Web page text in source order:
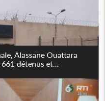
Alassane Ouattara
détenus et...